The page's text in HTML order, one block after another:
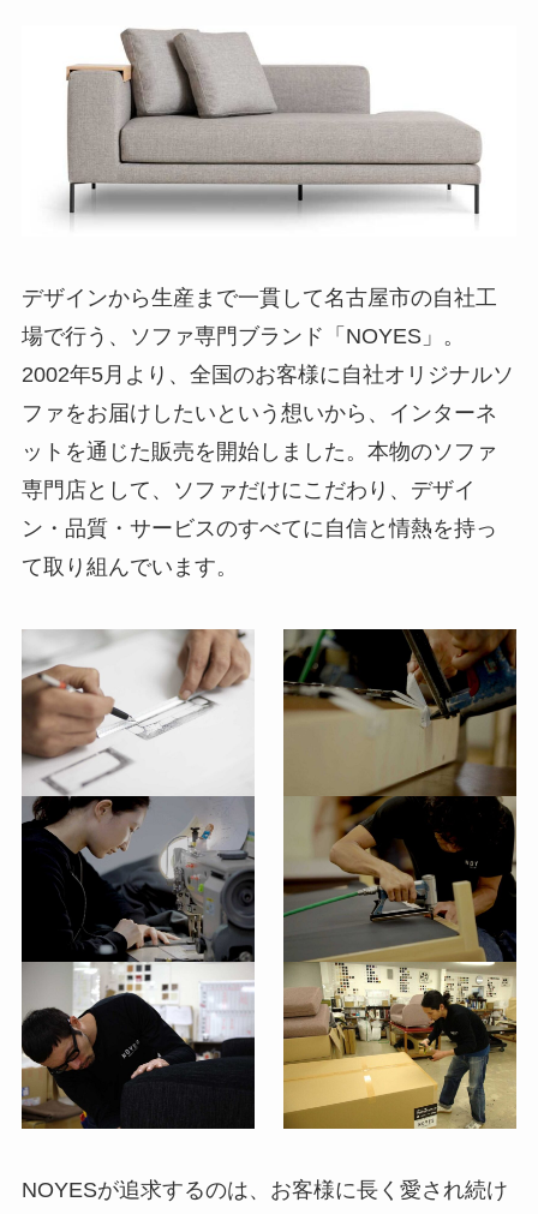
デザインから生産まで一貫して名古屋市の自社工
場で行う、ソファ専門ブランド「NOYES」。
2002年5月より、全国のお客様に自社オリジナルソ
ファをお届けしたいという想いから、インターネ
ットを通じた販売を開始しました。本物のソファ
専門店として、ソファだけにこだわり、デザイ
ン・品質・サービスのすべてに自信と情熱を持っ
て取り組んでいます。
NOYESが追求するのは、お客様に長く愛され続け